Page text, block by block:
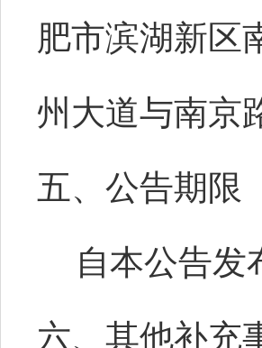
肥市滨湖新区
州大道与南京
五、公告期限
自本公告发
六、其他补充